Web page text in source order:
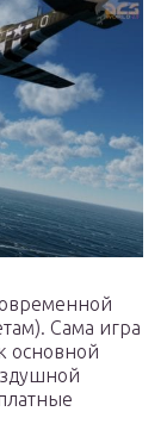
Сама игра
основной